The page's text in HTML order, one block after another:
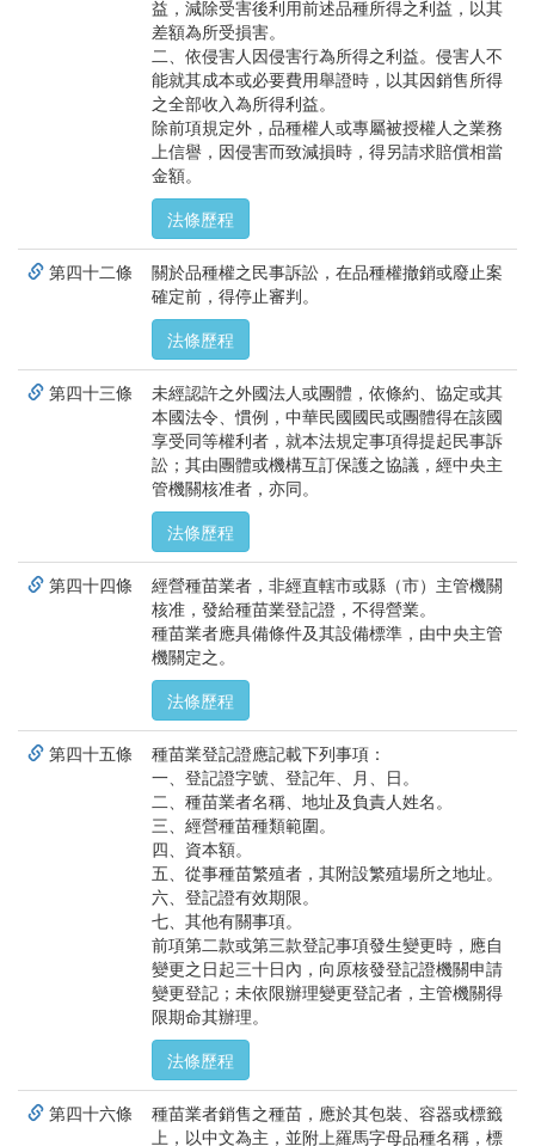
益，減除受害後利用前述品種所得之利益，以其
差額為所受損害。
二、依侵害人因侵害行為所得之利益。侵害人不
能就其成本或必要費用舉證時，以其因銷售所得
之全部收入為所得利益。
除前項規定外，品種權人或專屬被授權人之業務
上信譽，因侵害而致減損時，得另請求賠償相當
金額。
法條歷程
第四十二條
關於品種權之民事訴訟，在品種權撤銷或廢止案
確定前，得停止審判。
法條歷程
第四十三條
未經認許之外國法人或團體，依條約、協定或其
本國法令、慣例，中華民國國民或團體得在該國
享受同等權利者，就本法規定事項得提起民事訴
訟；其由團體或機構互訂保護之協議，經中央主
管機關核准者，亦同。
法條歷程
第四十四條
經營種苗業者，非經直轄市或縣（市）主管機關
核准，發給種苗業登記證，不得營業。
種苗業者應具備條件及其設備標準，由中央主管
機關定之。
法條歷程
第四十五條
種苗業登記證應記載下列事項：
一、登記證字號、登記年、月、日。
二、種苗業者名稱、地址及負責人姓名。
三、經營種苗種類範圍。
四、資本額。
五、從事種苗繁殖者，其附設繁殖場所之地址。
六、登記證有效期限。
七、其他有關事項。
前項第二款或第三款登記事項發生變更時，應自
變更之日起三十日內，向原核發登記證機關申請
變更登記；未依限辦理變更登記者，主管機關得
限期命其辦理。
法條歷程
第四十六條
種苗業者銷售之種苗，應於其包裝、容器或標籤
上，以中文為主，並附上羅馬字母品種名稱，標